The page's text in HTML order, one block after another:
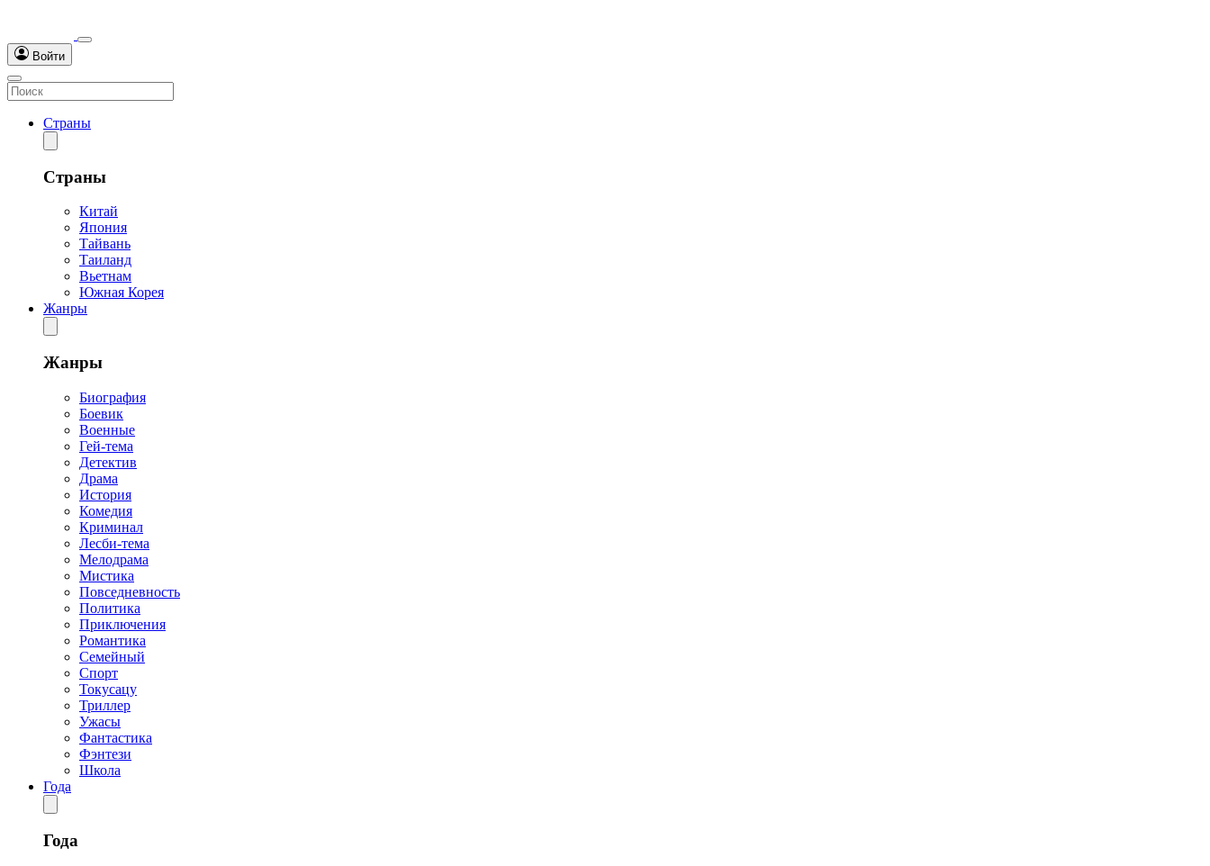
Войти
Страны
Страны
Китай
Япония
Тайвань
Таиланд
Вьетнам
Южная Корея
Жанры
Жанры
Биография
Боевик
Военные
Гей-тема
Детектив
Драма
История
Комедия
Криминал
Лесби-тема
Мелодрама
Мистика
Повседневность
Политика
Приключения
Романтика
Семейный
Спорт
Токусацу
Триллер
Ужасы
Фантастика
Фэнтези
Школа
Года
Года